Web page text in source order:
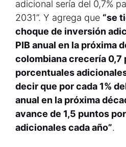
adicional sería del 0,7%
2031”. Y agrega que “se
choque de inversión
PIB anual en la próxima
colombiana crecería 0,7
porcentuales
decir que por cada 1%
anual en la próxima
avance de 1,5 puntos
adicionales cada año”.